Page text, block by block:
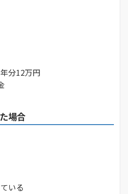
分12万円
場合
いる